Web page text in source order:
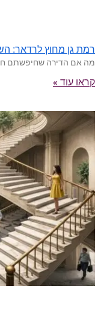
רמת גן מחוץ לרדאר:
מה אם הדירה שחיפשתם
קראו עוד »